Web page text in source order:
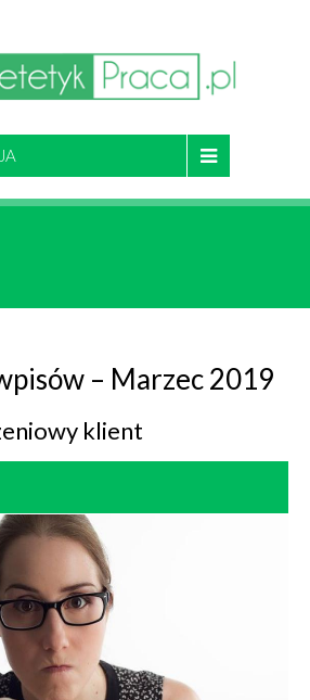
– Marzec 2019
klient